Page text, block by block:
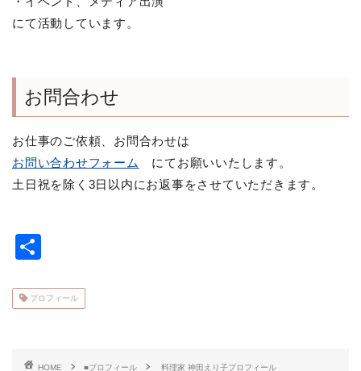
にて活動しています。
お問合わせ
お仕事のご依頼、お問合わせは
お問い合わせフォーム
にてお願いいたします。
土日祝を除く3日以内にお返事をさせていただきます。
プロフィール
HOME ■プロフィール 料理家 神田えり子プロフィール